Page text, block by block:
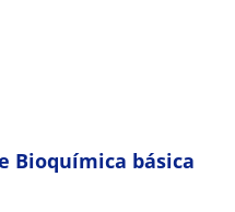
Bioquímica básica